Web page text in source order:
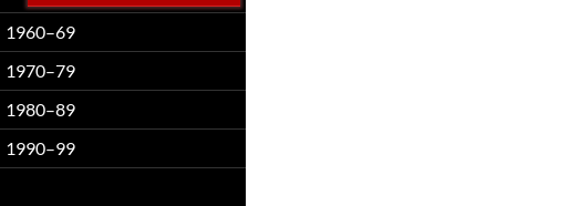
1960–69
1970–79
1980–89
1990–99